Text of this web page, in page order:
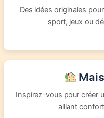
Des idées originales
sport, jeux ou
Inspirez-vous pour créer
alliant